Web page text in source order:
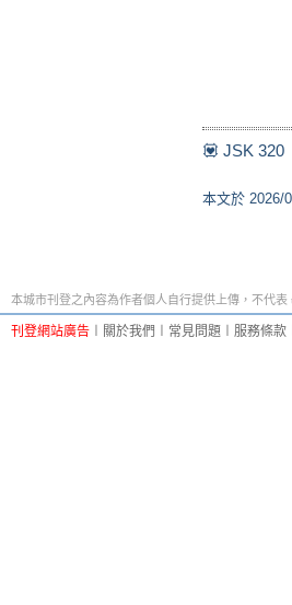
💟 JSK 320
本文於 2026/
本城市刊登之內容為作者個人自行提供上傳，不代表
刊登網站廣告 關於我們 常見問題 服務條款